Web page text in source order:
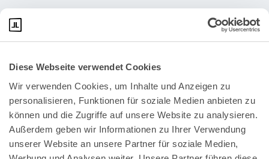
Diese Webseite verwendet Cookies
Wir verwenden Cookies, um Inhalte und Anzeigen zu
personalisieren, Funktionen für soziale Medien anbieten zu
können und die Zugriffe auf unsere Website zu analysieren.
Außerdem geben wir Informationen zu Ihrer Verwendung
unserer Website an unsere Partner für soziale Medien,
Bundeskanzlerplatz 2